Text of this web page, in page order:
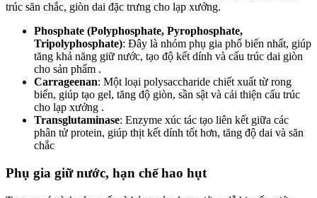
trúc săn chắc, giòn dai đặc trưng cho lạp xưởng.
Phosphate (Polyphosphate, Pyrophosphate,
Tripolyphosphate): Đây là nhóm phụ gia phổ biến nhất, giúp
tăng khả năng giữ nước, tạo độ kết dính và cấu trúc dai giòn
cho sản phẩm .
Carrageenan: Một loại polysaccharide chiết xuất từ rong
biển, giúp tạo gel, tăng độ giòn, sần sật và cải thiện cấu trúc
cho lạp xưởng .
Transglutaminase: Enzyme xúc tác tạo liên kết giữa các
phân tử protein, giúp thịt kết dính tốt hơn, tăng độ dai và săn
chắc
Phụ gia giữ nước, hạn chế hao hụt